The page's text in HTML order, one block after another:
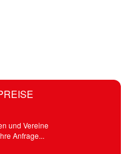
und Vereine
Anfrage...